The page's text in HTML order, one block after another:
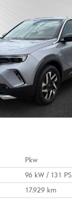
Pkw
96 kW / 131 PS
17.929 km